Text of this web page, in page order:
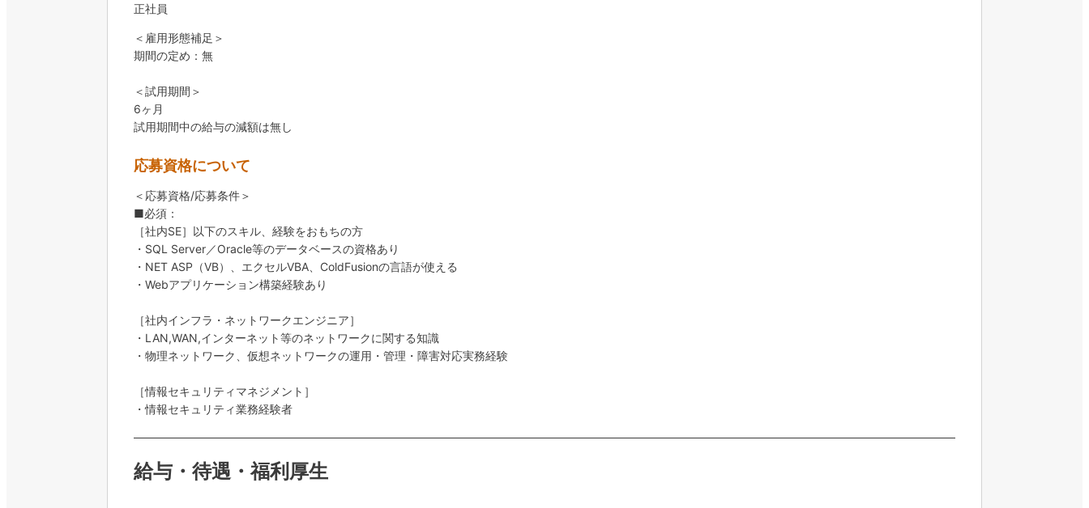
正社員
＜雇用形態補足＞
期間の定め：無
＜試用期間＞
6ヶ月
試用期間中の給与の減額は無し
応募資格について
＜応募資格/応募条件＞
■必須：
［社内SE］以下のスキル、経験をおもちの方
・SQL Server／Oracle等のデータベースの資格あり
・NET ASP（VB）、エクセルVBA、ColdFusionの言語が使える
・Webアプリケーション構築経験あり
［社内インフラ・ネットワークエンジニア］
・LAN,WAN,インターネット等のネットワークに関する知識
・物理ネットワーク、仮想ネットワークの運用・管理・障害対応実務経験
［情報セキュリティマネジメント］
・情報セキュリティ業務経験者
給与・待遇・福利厚生